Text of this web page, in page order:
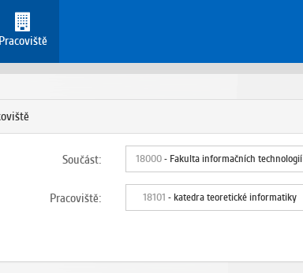
Pracoviště
Součást: 18000- Fakulta informačních technologií
Pracoviště: 18101 - katedra teoretické informatiky